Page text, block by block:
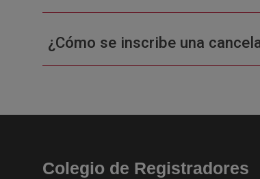
¿Cómo se inscribe una
Colegio de Registradores